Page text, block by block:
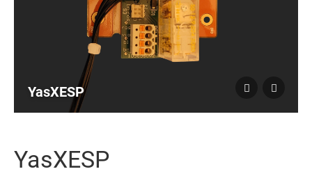
YasXESP
YasXESP